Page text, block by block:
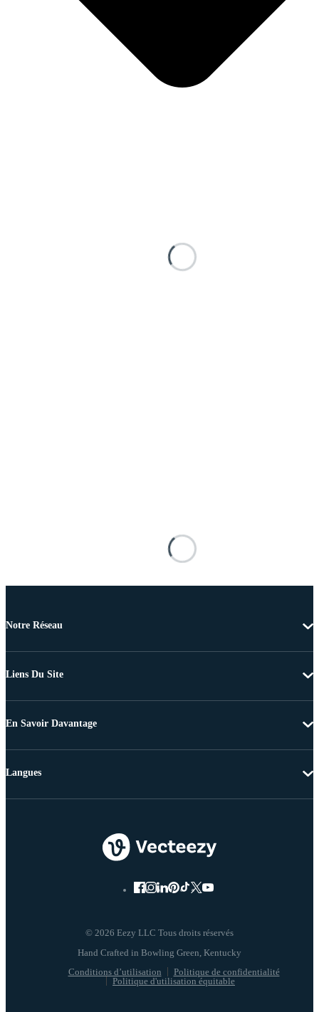
Notre Réseau
Liens Du Site
En Savoir Davantage
© 2026 Eezy LLC Tous droits réservés
Conditions d’utilisation
Politique de confidentialité
Politique d'utilisation équitable
Langues